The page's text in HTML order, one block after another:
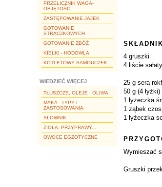
PRZELICZNIK WAGA-
OBJĘTOŚĆ
ZASTĘPOWANIE JAJEK
GOTOWANIE
STRĄCZKOWYCH
GOTOWANIE ZBÓŻ
KIEŁKI - HODOWLA
KOTLETOWY SAMOUCZEK
WIEDZIEĆ WIĘCEJ
TŁUSZCZE, OLEJE I OLIWA
MĄKA - TYPY I
ZASTOSOWANIA
SŁOWNIK
ZIOŁA, PRZYPRAWY...
OWOCE EGZOTYCZNE
4 gruszki
4 liście
25 g sera
50 g (4
1 łyżeczka
1 ząbek
1 łyżeczka
Wymieszać
Gruszki